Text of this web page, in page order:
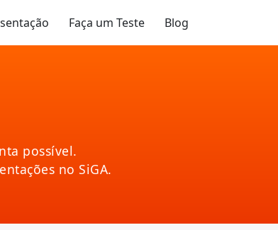
Faça um Teste Blog
possível.
no SiGA.